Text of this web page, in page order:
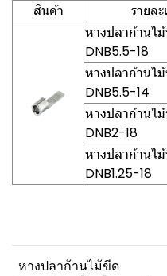
สินค้า
รายล
หางปลาก้านไ
DNB5.5-18
หางปลาก้านไ
DNB5.5-14
หางปลาก้านไ
DNB2-18
หางปลาก้านไ
DNB1.25-18
หางปลาก้านไม้ขีด